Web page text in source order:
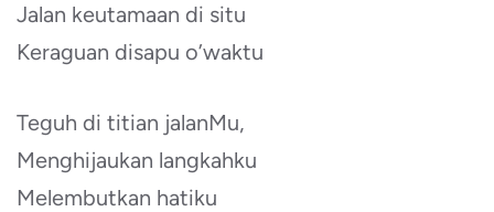
Jalan keutamaan di situ
Keraguan disapu o’waktu
Teguh di titian jalanMu,
Menghijaukan langkahku
Melembutkan hatiku